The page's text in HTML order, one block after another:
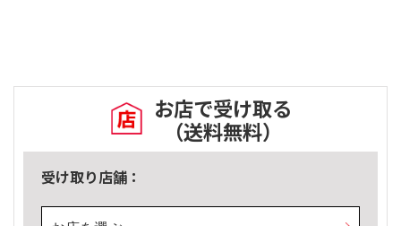
お店で受け取る
（送料無料）
受け取り店舗：